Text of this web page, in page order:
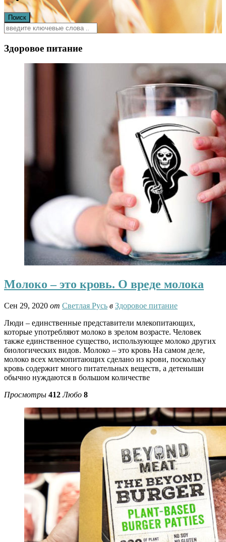
Здоровое питание
Молоко – это кровь. О вреде молока
Сен 29, 2020 от Светлая Русь в Здоровое питание
Люди – единственные представители млекопитающих,
которые употребляют молоко в зрелом возрасте. Человек
также единственное существо, использующее молоко других
биологических видов. Молоко – это кровь На самом деле,
молоко всех млекопитающих сделано из крови, поскольку
кровь содержит много питательных веществ, а детеныши
обычно нуждаются в большом количестве
Просмотры 412 Любо 8